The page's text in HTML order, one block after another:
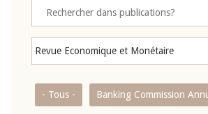
- Tous - Banking Commission